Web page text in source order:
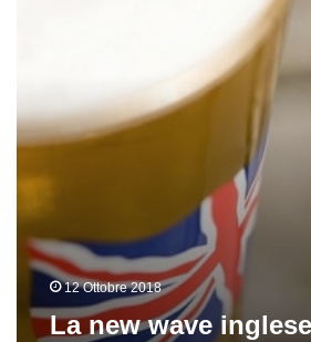
12 Ottobre 2018
La new wave